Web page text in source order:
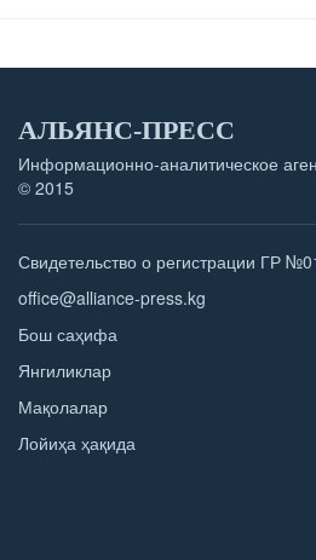
АЛЬЯНС-ПРЕСС
Информационно-аналитическое
© 2015
Свидетельство о регистрации ГР
office@alliance-press.kg
Бош саҳифа
Янгиликлар
Мақолалар
Лойиҳа ҳақида